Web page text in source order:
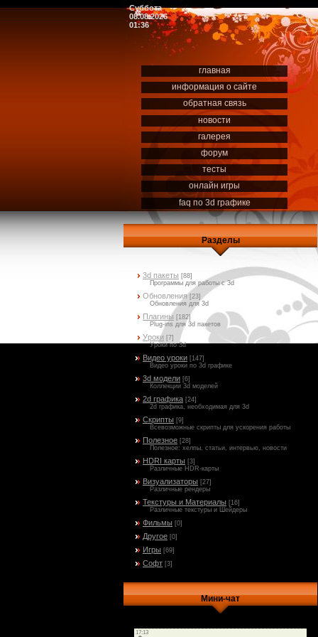
Суббота
08.08.2026
01:36
главная
информация о сайте
обратная связь
новости
галерея
форум
тесты
онлайн игры
faq по 3d графике
Разделы
3d пакеты [88]
Программы для работы с 3d
Обновления [23]
Обновления для 3d
Плагины [182]
Plug-ins для 3d пакетов
Уроки [7]
Уроки по 3d
Видео уроки [147]
Видео уроки по 3d графике
3d модели [6]
Коллекции 3d моделей
2d графика [24]
2d графика, необходимая для 3d
Скрипты [9]
Всевозможные скрипты для ускорения работы
Полезное [28]
Полезное: хелпы, статьи, интервью, новости
HDRI карты [3]
Различные HDR-карты
Визуализаторы [27]
Различные рендеры
Текстуры и Материалы [16]
Различные текстуры и Шейдеры
Фильмы [0]
Другое [0]
Игры [69]
Софт [3]
Мини-чат